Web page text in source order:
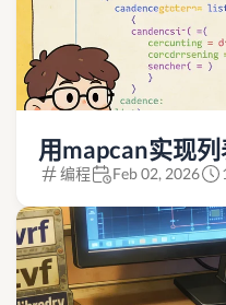
用mapcan实现
编程 Feb 02, 2026